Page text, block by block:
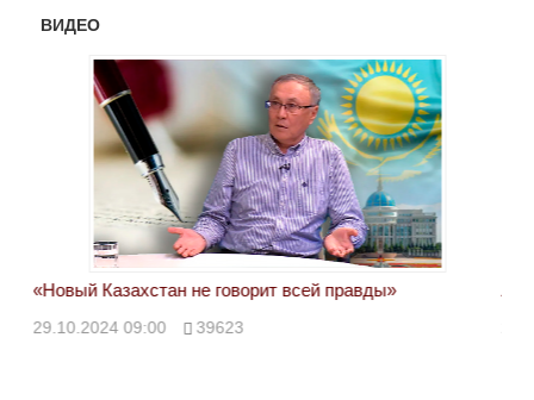
ВИДЕО
«Новый Казахстан не говорит всей правды»
29.10.2024 09:00 39623